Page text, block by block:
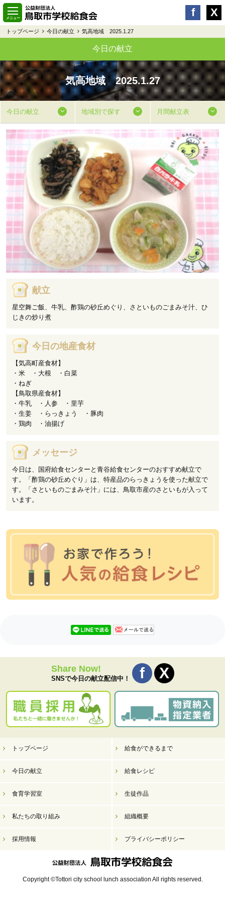
トップページ 今日の献立 気高地域 2025.1.27
今日の献立
気高地域 2025.1.27
今日の献立 地域別で探す 月間献立表
献立
星空舞ご飯、牛乳、酢鶏の砂丘めぐり、さといものごまみそ汁、ひ
じきの炒り煮
今日の地産食材
【気高町産食材】
・米 ・大根 ・白菜
・ねぎ
【鳥取県産食材】
・牛乳 ・人参 ・里芋
・生姜 ・らっきょう ・豚肉
・鶏肉 ・油揚げ
メッセージ
今日は、国府給食センターと青谷給食センターのおすすめ献立で
す。「酢鶏の砂丘めぐり」は、特産品のらっきょうを使った献立で
す。「さといものごまみそ汁」には、鳥取市産のさといもが入って
います。
Share Now!
SNSで今日の献立配信中！
トップページ 給食ができるまで
今日の献立 給食レシピ
食育学習室 生徒作品
私たちの取り組み 組織概要
採用情報 プライバシーポリシー
Copyright ©Tottori city school lunch association All rights reserved.